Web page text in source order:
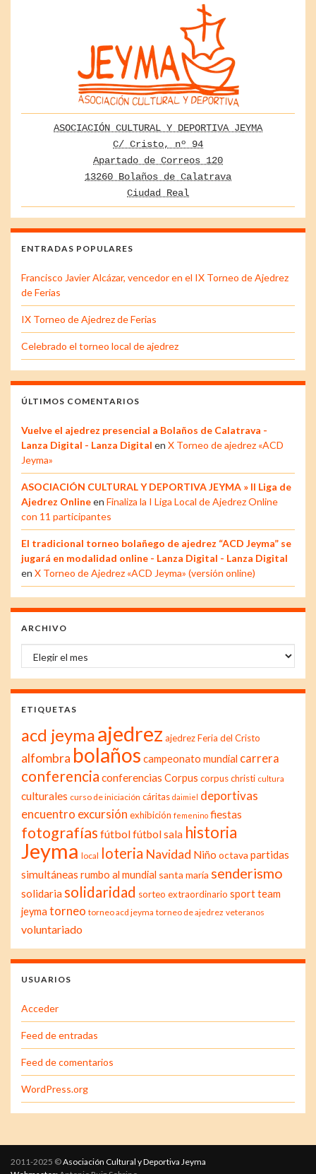
ASOCIACIÓN CULTURAL Y DEPORTIVA JEYMA
C/ Cristo, nº 94
Apartado de Correos 120
13260 Bolaños de Calatrava
Ciudad Real
ENTRADAS POPULARES
Francisco Javier Alcázar, vencedor en el IX Torneo de Ajedrez
de Ferias
IX Torneo de Ajedrez de Ferias
Celebrado el torneo local de ajedrez
ÚLTIMOS COMENTARIOS
Vuelve el ajedrez presencial a Bolaños de Calatrava -
Lanza Digital - Lanza Digital en X Torneo de ajedrez «ACD
Jeyma»
ASOCIACIÓN CULTURAL Y DEPORTIVA JEYMA » II Liga de
Ajedrez Onlineen Finaliza la I Liga Local de Ajedrez Online
con 11 participantes
El tradicional torneo bolañego de ajedrez “ACD Jeyma” se
jugará en modalidad online - Lanza Digital - Lanza Digital
en X Torneo de Ajedrez «ACD Jeyma» (versión online)
ARCHIVO
Archivo
ETIQUETAS
acd jeymaajedrez ajedrez Feria del Cristo
alfombra bolaños campeonato mundial carrera
conferencia conferencias Corpus corpus christi cultura
culturales curso de iniciación cáritas daimiel deportivas
encuentro excursión exhibición femenino fiestas
fotografías fútbolfútbol sala historia
Jeyma local loteria Navidad Niño octava partidas
simultáneas rumbo al mundial santa maría senderismo
solidaria solidaridad sorteo extraordinario sport team
jeyma torneo torneo acd jeyma torneo de ajedrez veteranos
voluntariado
USUARIOS
Acceder
Feed de entradas
Feed de comentarios
WordPress.org
2011-2025 ©Asociación Cultural y Deportiva Jeyma